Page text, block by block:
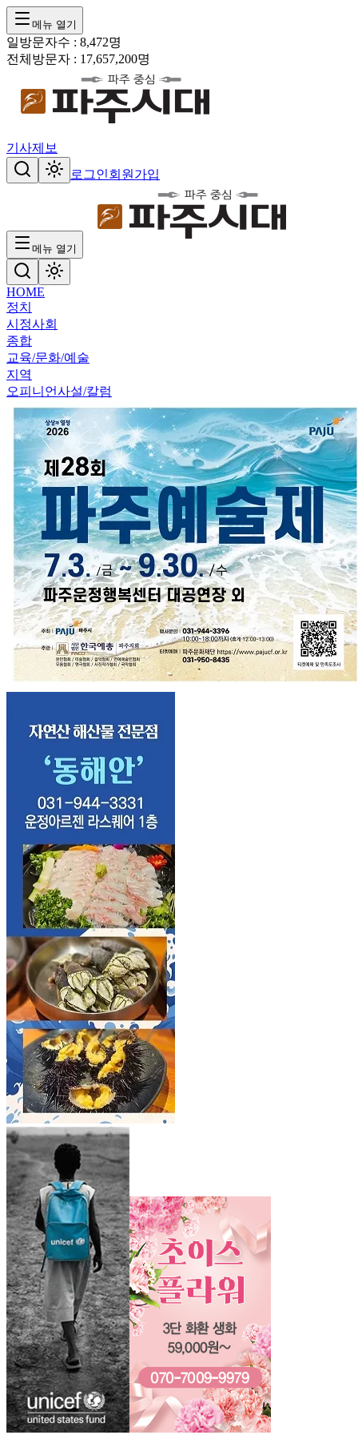
메뉴 열기
일방문자수 : 8,472명
전체방문자 : 17,657,200명
기사제보
로그인회원가입
메뉴 열기
HOME
정치
시정사회
종합
교육/문화/예술
지역
오피니언사설/칼럼